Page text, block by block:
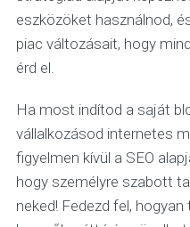
eszközöket használnod,
piac változásait, hogy
érd el.
Ha most indítod a saját
vállalkozásod internetes
figyelmen kívül a SEO
hogy személyre szabott
neked! Fedezd fel,